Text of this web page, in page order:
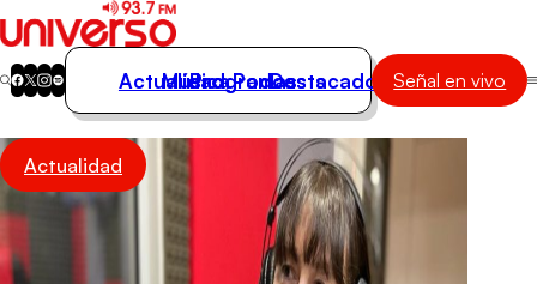
Actualidad
Música
Programas
Podcasts
Destacados
Actualidad
Música
Programas
Podcasts
Destacados Señal en vivo
Actualidad